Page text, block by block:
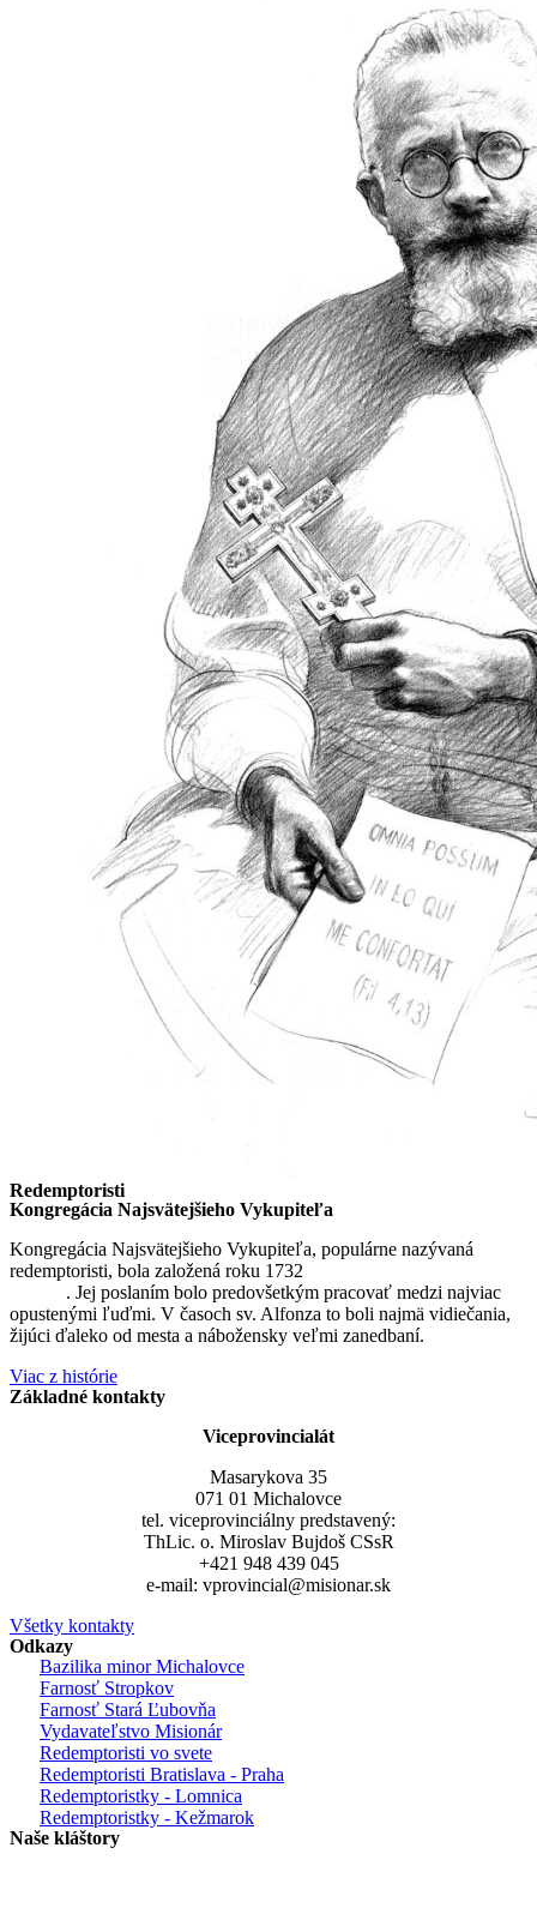
Redemptoristi
Kongregácia Najsvätejšieho Vykupiteľa
Kongregácia Najsvätejšieho Vykupiteľa, populárne nazývaná
redemptoristi, bola založená roku 1732
. Jej poslaním bolo predovšetkým pracovať medzi najviac
opustenými ľuďmi. V časoch sv. Alfonza to boli najmä vidiečania,
žijúci ďaleko od mesta a nábožensky veľmi zanedbaní.
Viac z histórie
Základné kontakty
Viceprovincialát
Masarykova 35
071 01 Michalovce
tel. viceprovinciálny predstavený:
ThLic. o. Miroslav Bujdoš CSsR
+421 948 439 045
e-mail: vprovincial@misionar.sk
Všetky kontakty
Odkazy
Bazilika minor Michalovce
Farnosť Stropkov
Farnosť Stará Ľubovňa
Vydavateľstvo Misionár
Redemptoristi vo svete
Redemptoristi Bratislava - Praha
Redemptoristky - Lomnica
Redemptoristky - Kežmarok
Naše kláštory